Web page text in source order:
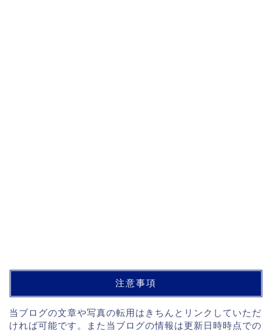
注意事項
当ブログの文章や写真の転用はきちんとリンクしていただ
ければ可能です。また当ブログの情報は更新日時時点での